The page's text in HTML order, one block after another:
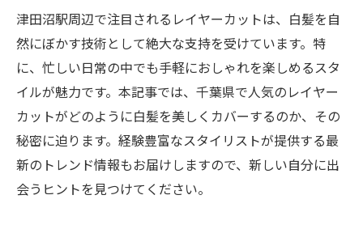
津田沼駅周辺で注目されるレイヤーカットは、白髪を自
然にぼかす技術として絶大な支持を受けています。特
に、忙しい日常の中でも手軽におしゃれを楽しめるスタ
イルが魅力です。本記事では、千葉県で人気のレイヤー
カットがどのように白髪を美しくカバーするのか、その
秘密に迫ります。経験豊富なスタイリストが提供する最
新のトレンド情報もお届けしますので、新しい自分に出
会うヒントを見つけてください。